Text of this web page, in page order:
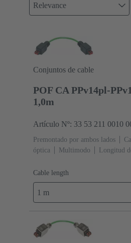
Relevance
Conjuntos de cable
POF CA PPv14pl-
1,0m
Artículo Nº: 33 53 211 0010
Premontado por ambos lados
óptica
Multimodo Longitud
Cable length
1 m